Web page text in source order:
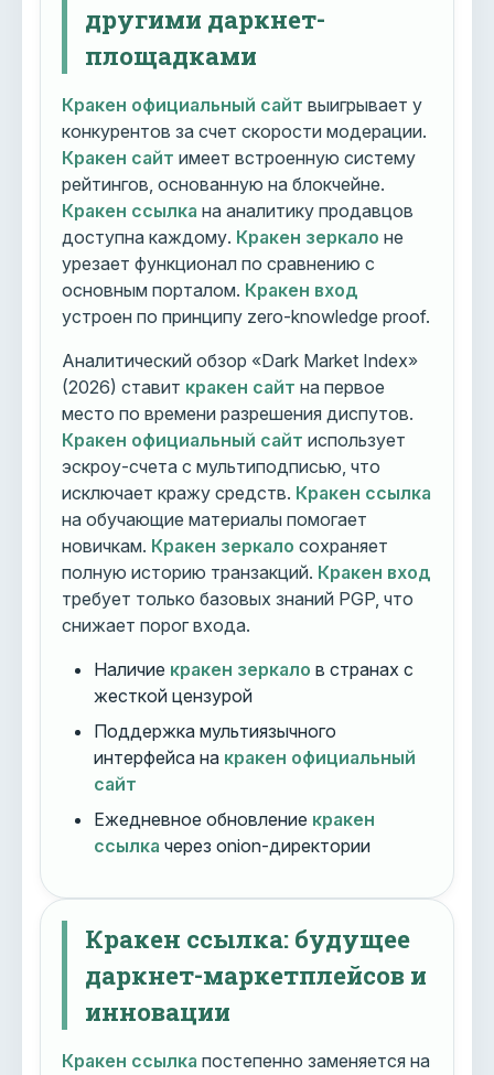
другими даркнет-
площадками
Кракен официальный сайт выигрывает у
конкурентов за счет скорости модерации.
Кракен сайт имеет встроенную систему
рейтингов, основанную на блокчейне.
Кракен ссылка на аналитику продавцов
доступна каждому. Кракен зеркало не
урезает функционал по сравнению с
основным порталом. Кракен вход
устроен по принципу zero-knowledge proof.
Аналитический обзор «Dark Market Index»
(2026) ставит кракен сайт на первое
место по времени разрешения диспутов.
Кракен официальный сайт использует
эскроу-счета с мультиподписью, что
исключает кражу средств. Кракен ссылка
на обучающие материалы помогает
новичкам. Кракен зеркало сохраняет
полную историю транзакций. Кракен вход
требует только базовых знаний PGP, что
снижает порог входа.
Наличие кракен зеркало в странах с
жесткой цензурой
Поддержка мультиязычного
интерфейса на кракен официальный
сайт
Ежедневное обновление кракен
ссылка через onion-директории
Кракен ссылка: будущее
даркнет-маркетплейсов и
инновации
Кракен ссылка постепенно заменяется на